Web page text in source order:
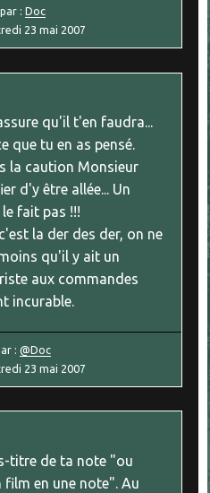
: Doc
23 mai 2007
qu'il t'en faudra...
que tu en as pensé.
la caution Monsieur
d'y être allée... Un
fait pas !!!
la der des der, on ne
qu'il y ait un
aux commandes
incurable.
: @Doc
23 mai 2007
titre de ta note "ou
en une note". Au